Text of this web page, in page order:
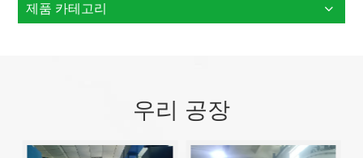
제품 카테고리
우리 공장